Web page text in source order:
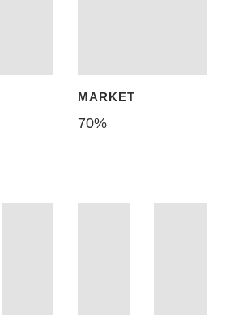
MARKET
70%